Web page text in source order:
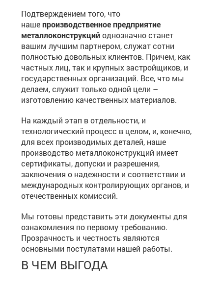
Подтверждением того, что
нашепроизводственное предприятие
металлоконструкцийоднозначно станет
вашим лучшим партнером, служат сотни
полностью довольных клиентов. Причем, как
частных лиц, так и крупных застройщиков, и
государственных организаций. Все, что мы
делаем, служит только одной цели –
изготовлению качественных материалов.
На каждый этап в отдельности, и
технологический процесс в целом, и, конечно,
для всех производимых деталей, наше
производство металлоконструкций имеет
сертификаты, допуски и разрешения,
заключения о надежности и соответствии и
международных контролирующих органов, и
отечественных комиссий.
Мы готовы представить эти документы для
ознакомления по первому требованию.
Прозрачность и честность являются
основными постулатами нашей работы.
В ЧЕМ ВЫГОДА